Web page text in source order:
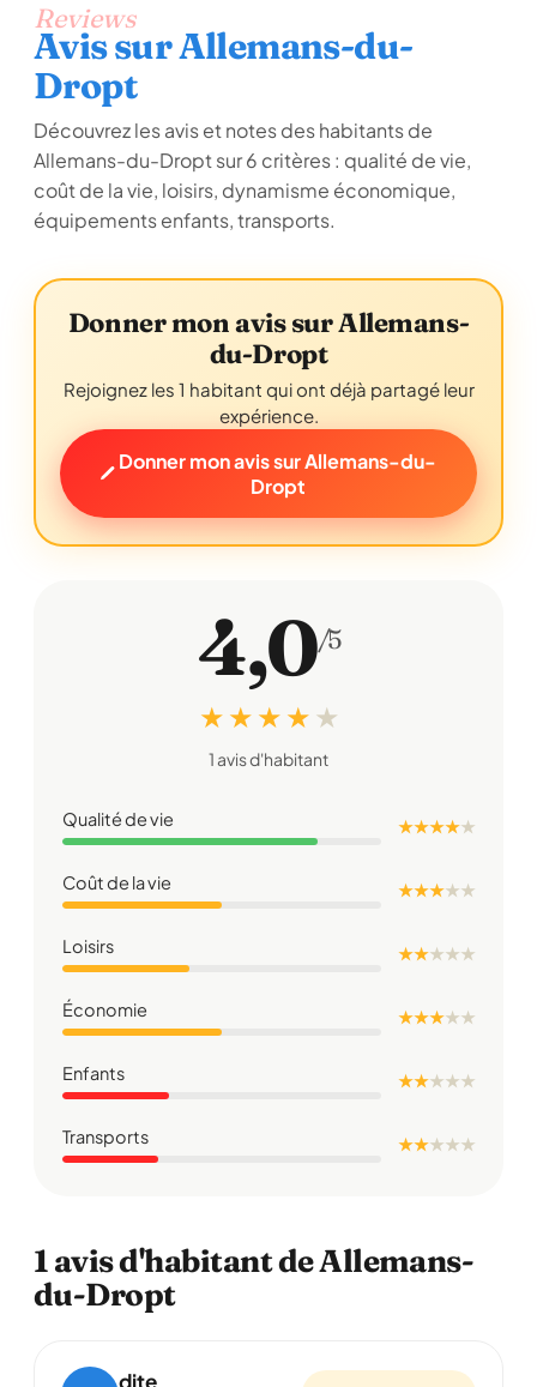
Reviews
Avis sur Allemans-du-
Dropt
Découvrez les avis et notes des habitants de
Allemans-du-Dropt sur 6 critères : qualité de vie,
coût de la vie, loisirs, dynamisme économique,
équipements enfants, transports.
Donner mon avis sur Allemans-
du-Dropt
Rejoignez les 1 habitant qui ont déjà partagé leur
expérience.
Donner mon avis sur Allemans-du-
Dropt
4,0/5
★ ★ ★ ★ ★
1 avis d'habitant
Qualité de vie ★ ★ ★ ★★
Coût de la vie ★ ★ ★★★
Loisirs ★ ★★★★
Économie ★ ★ ★★★
Enfants ★ ★★★★
Transports ★ ★★★★
1 avis d'habitant de Allemans-
du-Dropt
dite